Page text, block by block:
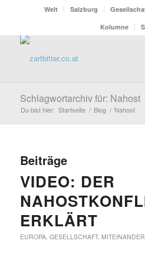
Welt Salzburg
Kolumne
Schlagwortarchiv für: Nahost
Du bist hier: Startseite / Blog / Nahost
Beiträge
VIDEO: DER
ERKLÄRT
EUROPA, GESELLSCHAFT, MITEINANDER